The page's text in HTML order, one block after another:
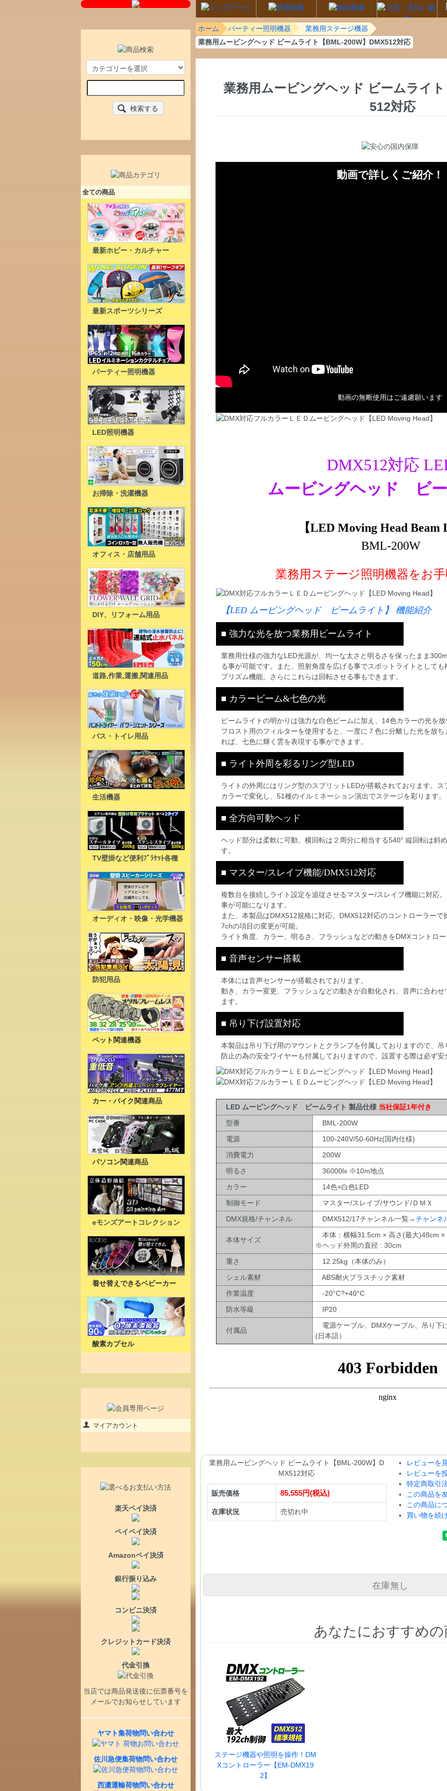
ホーム パーティー照明機器
業務用ステージ機器
業務用ムービングヘッド ビームライト【BML-200W】DMX512対応
業務用ムービングヘッド ビームライ
512対応
動画で詳しくご紹介！
動画の無断使用はご遠慮願います
DMX512対応
ムービングヘッド ビ
【LED Moving Head Beam
BML-200W
業務用ステージ照明機器をお
【LED ムービングヘッド ビームライト】 機能紹介
■ 強力な光を放つ業務用ビームライト
業務用仕様の強力なLED光源が、均一な太さと明るさを保ったまま
る事が可能です。また、照射角度を広げる事でスポットライトとして
プリズム機能。さらにこれらは回転させる事もできます。
■ カラービーム&七色の光
ビームライトの明かりは強力な白色ビームに加え、14色カラーの光を
フロスト用のフィルターを使用すると、一度に７色に分離した光を放
れば、七色に輝く雲を表現する事ができます。
■ ライト外周を彩るリング型LED
ライトの外周にはリング型のスプリットLEDが搭載されております。
カラーで変化し、51種のイルミネーション演出でステージを彩ります。
■ 全方向可動ヘッド
ヘッド部分は柔軟に可動。横回転は２周分に相当する540° 縦回転は斜
す。
■ マスター/スレイブ機能/DMX512対応
複数台を接続しライト設定を追従させるマスター/スレイブ機能に対応
事が可能になります。
また、本製品はDMX512規格に対応。DMX512対応のコントローラー
7chの項目の変更が可能。
ライト角度、カラー、明るさ、フラッシュなどの動きをDMXコントロ
■ 音声センサー搭載
本体には音声センサーが搭載されております。
動き、カラー変更、フラッシュなどの動きが自動化され、音声に合わ
ます。
■ 吊り下げ設置対応
本製品は吊り下げ用のマウントとクランプを付属しておりますので、
防止の為の安全ワイヤーも付属しておりますので、設置する際は必ず
LED ムービングヘッド ビームライト 製品仕様 当社保証1年付き
型番
BML-200W
電源
100-240V/50-60Hz(国内仕様)
消費電力
200W
明るさ
36000lx ※10m地点
カラー
14色+白色LED
制御モード
マスター/スレイブ/サウンド/ＤＭＸ
DMX規格/チャンネル
DMX512/17チャンネル一覧→チャンネ
本体サイズ
本体：横幅31.5cm × 高さ(最大)48cm ×
※ヘッド外周の直径 : 30cm
重さ
12.25kg（本体のみ）
シェル素材
ABS耐火プラスチック素材
作業温度
-20°C?+40°C
防水等級
IP20
付属品
電源ケーブル、DMXケーブル、吊り下
(日本語）
業務用ムービングヘッド ビームライト【BML-200W】D
MX512対応
販売価格 85,555円(税込)
在庫状況 売切れ中
レビューを
レビューを
特定商取引
この商品を
この商品に
買い物を続
在庫無し
あなたにおすすめの
ステージ機器や照明を操作！DM
Xコントローラー【EM-DMX19
2】
検索する
全ての商品
最新ホビー・カルチャー
最新スポーツシリーズ
パーティー照明機器
LED照明機器
お掃除・洗濯機器
オフィス・店舗用品
DIY、リフォーム用品
道路,作業,運搬,関連用品
バス・トイレ用品
生活機器
TV壁掛など便利ﾌﾞﾗｹｯﾄ各種
オーディオ・映像・光学機器
防犯用品
ペット関連機器
カー・バイク関連商品
パソコン関連商品
eモンズアートコレクション
着せ替えできるベビーカー
酸素カプセル
マイアカウント
楽天ペイ決済
ペイペイ決済
Amazonペイ決済
銀行振り込み
コンビニ決済
クレジットカード決済
代金引換
当店では商品発送後に伝票番号を
メールでお知らせしています
ヤマト集荷物問い合わせ
佐川急便集荷物問い合わせ
西濃運輸荷物問い合わせ